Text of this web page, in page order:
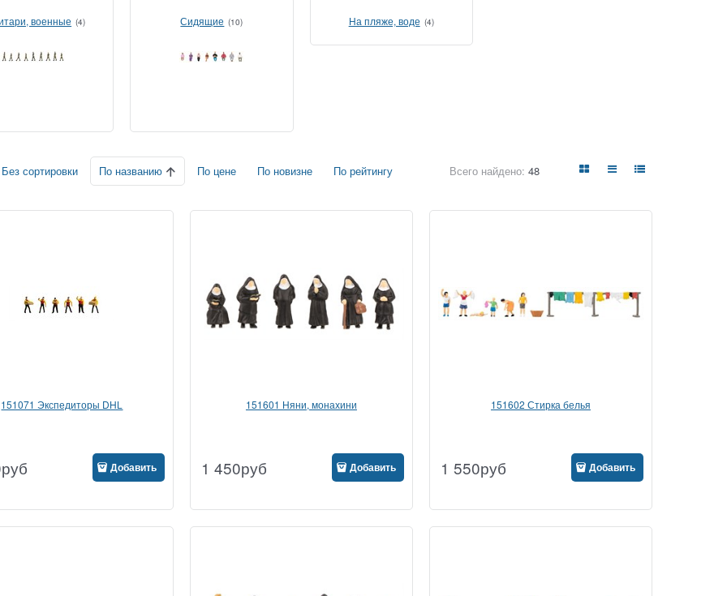
военные (4) Сидящие (10) На пляже, воде (4)
Без сортировки По названию По цене По новизне По рейтингу Всего найдено: 48
151071 Экспедиторы DHL
руб Добавить
151601 Няни, монахини
1 450руб Добавить
151602 Стирка белья
1 550руб Добавить